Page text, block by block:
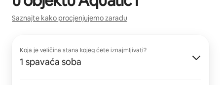
Saznajte kako procjenjujemo zaradu
Koja je veličina stana kojeg ćete iznajmljivati?
1 spavaća soba